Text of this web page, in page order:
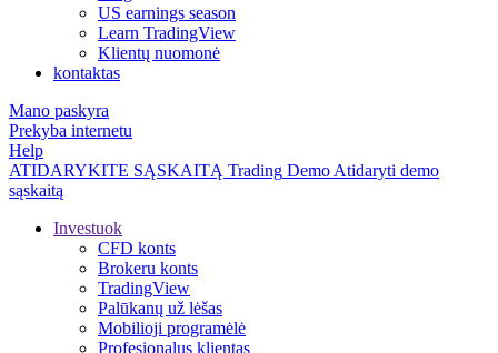
US earnings season
Learn TradingView
Klientų nuomonė
kontaktas
Mano paskyra
Prekyba internetu
Help
ATIDARYKITE SĄSKAITĄ Trading Demo Atidaryti demo
sąskaitą
Investuok
CFD konts
Brokeru konts
TradingView
Palūkanų už lėšas
Mobilioji programėlė
Profesionalus klientas